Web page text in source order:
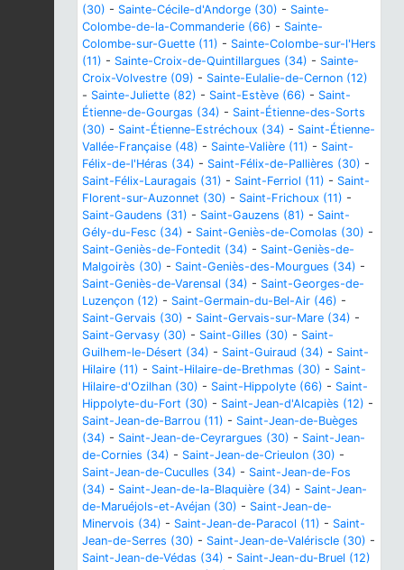
(30) - Sainte-Cécile-d'Andorge (30) - Sainte-
Colombe-de-la-Commanderie (66) - Sainte-
Colombe-sur-Guette (11) - Sainte-Colombe-sur-l'Hers
(11) - Sainte-Croix-de-Quintillargues (34) - Sainte-
Croix-Volvestre (09) - Sainte-Eulalie-de-Cernon (12)
- Sainte-Juliette (82) - Saint-Estève (66) - Saint-
Étienne-de-Gourgas (34) - Saint-Étienne-des-Sorts
(30) - Saint-Étienne-Estréchoux (34) - Saint-Étienne-
Vallée-Française (48) - Sainte-Valière (11) - Saint-
Félix-de-l'Héras (34) - Saint-Félix-de-Pallières (30) -
Saint-Félix-Lauragais (31) - Saint-Ferriol (11) - Saint-
Florent-sur-Auzonnet (30) - Saint-Frichoux (11) -
Saint-Gaudens (31) - Saint-Gauzens (81) - Saint-
Gély-du-Fesc (34) - Saint-Geniès-de-Comolas (30) -
Saint-Geniès-de-Fontedit (34) - Saint-Geniès-de-
Malgoirès (30) - Saint-Geniès-des-Mourgues (34) -
Saint-Geniès-de-Varensal (34) - Saint-Georges-de-
Luzençon (12) - Saint-Germain-du-Bel-Air (46) -
Saint-Gervais (30) - Saint-Gervais-sur-Mare (34) -
Saint-Gervasy (30) - Saint-Gilles (30) - Saint-
Guilhem-le-Désert (34) - Saint-Guiraud (34) - Saint-
Hilaire (11) - Saint-Hilaire-de-Brethmas (30) - Saint-
Hilaire-d'Ozilhan (30) - Saint-Hippolyte (66) - Saint-
Hippolyte-du-Fort (30) - Saint-Jean-d'Alcapiès (12) -
Saint-Jean-de-Barrou (11) - Saint-Jean-de-Buèges
(34) - Saint-Jean-de-Ceyrargues (30) - Saint-Jean-
de-Cornies (34) - Saint-Jean-de-Crieulon (30) -
Saint-Jean-de-Cuculles (34) - Saint-Jean-de-Fos
(34) - Saint-Jean-de-la-Blaquière (34) - Saint-Jean-
de-Maruéjols-et-Avéjan (30) - Saint-Jean-de-
Minervois (34) - Saint-Jean-de-Paracol (11) - Saint-
Jean-de-Serres (30) - Saint-Jean-de-Valériscle (30) -
Saint-Jean-de-Védas (34) - Saint-Jean-du-Bruel (12)